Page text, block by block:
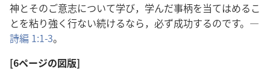
神とそのご意志について学び，学んだ事柄を当てはめるこ
とを粘り強く行ない続けるなら，必ず成功するのです。―
詩編 1:1-3。
[6ページの図版]